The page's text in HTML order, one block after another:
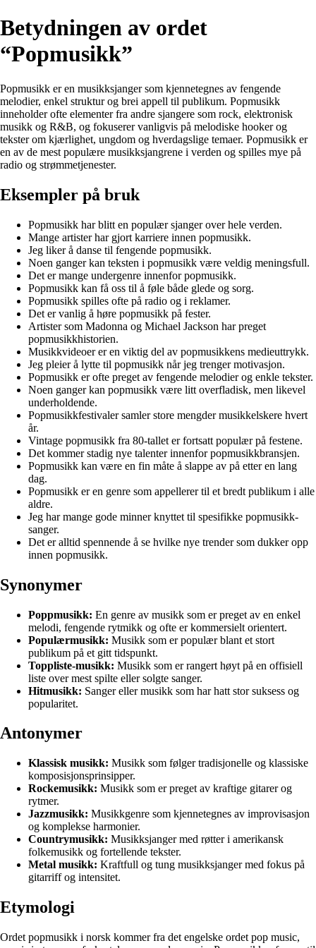
Betydningen av ordet
“Popmusikk”
Popmusikk er en musikksjanger som kjennetegnes av fengende
melodier, enkel struktur og brei appell til publikum. Popmusikk
inneholder ofte elementer fra andre sjangere som rock, elektronisk
musikk og R&B, og fokuserer vanligvis på melodiske hooker og
tekster om kjærlighet, ungdom og hverdagslige temaer. Popmusikk er
en av de mest populære musikksjangrene i verden og spilles mye på
radio og strømmetjenester.
Eksempler på bruk
Popmusikk har blitt en populær sjanger over hele verden.
Mange artister har gjort karriere innen popmusikk.
Jeg liker å danse til fengende popmusikk.
Noen ganger kan teksten i popmusikk være veldig meningsfull.
Det er mange undergenre innenfor popmusikk.
Popmusikk kan få oss til å føle både glede og sorg.
Popmusikk spilles ofte på radio og i reklamer.
Det er vanlig å høre popmusikk på fester.
Artister som Madonna og Michael Jackson har preget
popmusikkhistorien.
Musikkvideoer er en viktig del av popmusikkens medieuttrykk.
Jeg pleier å lytte til popmusikk når jeg trenger motivasjon.
Popmusikk er ofte preget av fengende melodier og enkle tekster.
Noen ganger kan popmusikk være litt overfladisk, men likevel
underholdende.
Popmusikkfestivaler samler store mengder musikkelskere hvert
år.
Vintage popmusikk fra 80-tallet er fortsatt populær på festene.
Det kommer stadig nye talenter innenfor popmusikkbransjen.
Popmusikk kan være en fin måte å slappe av på etter en lang
dag.
Popmusikk er en genre som appellerer til et bredt publikum i alle
aldre.
Jeg har mange gode minner knyttet til spesifikke popmusikk-
sanger.
Det er alltid spennende å se hvilke nye trender som dukker opp
innen popmusikk.
Synonymer
Poppmusikk: En genre av musikk som er preget av en enkel
melodi, fengende rytmikk og ofte er kommersielt orientert.
Populærmusikk: Musikk som er populær blant et stort
publikum på et gitt tidspunkt.
Toppliste-musikk: Musikk som er rangert høyt på en offisiell
liste over mest spilte eller solgte sanger.
Hitmusikk: Sanger eller musikk som har hatt stor suksess og
popularitet.
Antonymer
Klassisk musikk: Musikk som følger tradisjonelle og klassiske
komposisjonsprinsipper.
Rockemusikk: Musikk som er preget av kraftige gitarer og
rytmer.
Jazzmusikk: Musikkgenre som kjennetegnes av improvisasjon
og komplekse harmonier.
Countrymusikk: Musikksjanger med røtter i amerikansk
folkemusikk og fortellende tekster.
Metal musikk: Kraftfull og tung musikksjanger med fokus på
gitarriff og intensitet.
Etymologi
Ordet popmusikk i norsk kommer fra det engelske ordet pop music,